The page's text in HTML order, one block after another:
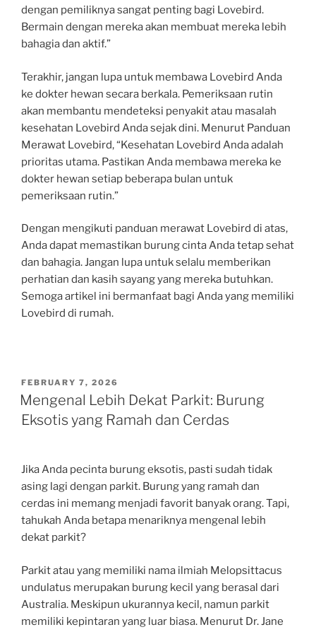
dengan pemiliknya sangat penting bagi Lovebird.
Bermain dengan mereka akan membuat mereka lebih
bahagia dan aktif.”
Terakhir, jangan lupa untuk membawa Lovebird Anda
ke dokter hewan secara berkala. Pemeriksaan rutin
akan membantu mendeteksi penyakit atau masalah
kesehatan Lovebird Anda sejak dini. Menurut Panduan
Merawat Lovebird, “Kesehatan Lovebird Anda adalah
prioritas utama. Pastikan Anda membawa mereka ke
dokter hewan setiap beberapa bulan untuk
pemeriksaan rutin.”
Dengan mengikuti panduan merawat Lovebird di atas,
Anda dapat memastikan burung cinta Anda tetap sehat
dan bahagia. Jangan lupa untuk selalu memberikan
perhatian dan kasih sayang yang mereka butuhkan.
Semoga artikel ini bermanfaat bagi Anda yang memiliki
Lovebird di rumah.
POSTED
ON
FEBRUARY 7, 2026
Mengenal Lebih Dekat Parkit: Burung
Eksotis yang Ramah dan Cerdas
Jika Anda pecinta burung eksotis, pasti sudah tidak
asing lagi dengan parkit. Burung yang ramah dan
cerdas ini memang menjadi favorit banyak orang. Tapi,
tahukah Anda betapa menariknya mengenal lebih
dekat parkit?
Parkit atau yang memiliki nama ilmiah Melopsittacus
undulatus merupakan burung kecil yang berasal dari
Australia. Meskipun ukurannya kecil, namun parkit
memiliki kepintaran yang luar biasa. Menurut Dr. Jane